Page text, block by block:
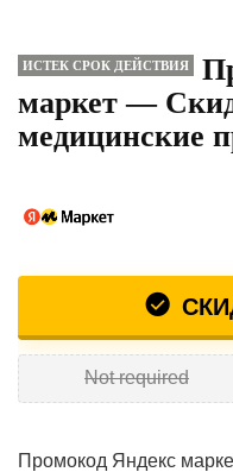
ИСТЕК СРОК ДЕЙСТВИЯ
маркет —
медицинские
Not required
Промокод Яндекс